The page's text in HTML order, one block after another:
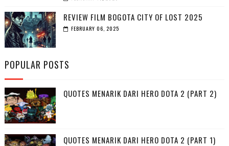
REVIEW FILM BOGOTA CITY OF LOST 2025
FEBRUARY 06, 2025
POPULAR POSTS
QUOTES MENARIK DARI HERO DOTA 2 (PART 2)
QUOTES MENARIK DARI HERO DOTA 2 (PART 1)